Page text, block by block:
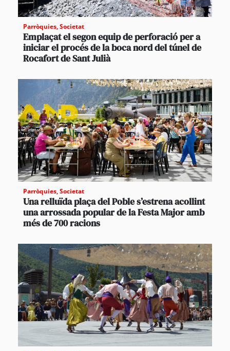
Parròquies,Societat
Emplaçat el segon equip de perforació per a
iniciar el procés de la boca nord del túnel de
Rocafort de Sant Julià
Parròquies,Societat
Una relluïda plaça del Poble s’estrena acollint
una arrossada popular de la Festa Major amb
més de 700 racions